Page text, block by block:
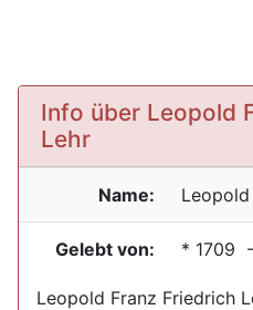
Info über Leopold
Lehr
Name:
Gelebt von: * 1709
Leopold Franz Friedrich